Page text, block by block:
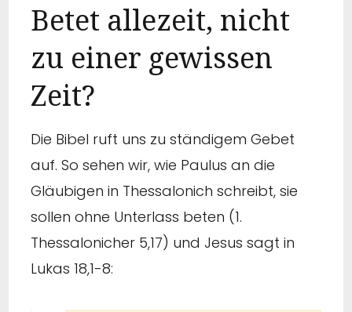
Betet allezeit, nicht
zu einer gewissen
Zeit?
Die Bibel ruft uns zu ständigem Gebet
auf. So sehen wir, wie Paulus an die
Gläubigen in Thessalonich schreibt, sie
sollen ohne Unterlass beten (1.
Thessalonicher 5,17) und Jesus sagt in
Lukas 18,1-8: